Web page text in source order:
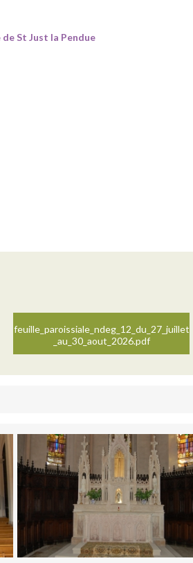
de St Just la Pendue
feuille_paroissiale_ndeg_12_du_27_juillet
_au_30_aout_2026.pdf